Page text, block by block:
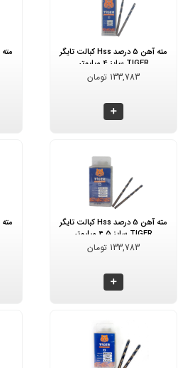
مته آهن 5 درصد Hss کبالت تایگر
TIGER سایز 4 میلیمتر
133,783 تومان
مته آهن 5 درصد Hss کبالت تایگر
TIGER سایز 4.5 میلیمتر
133,783 تومان